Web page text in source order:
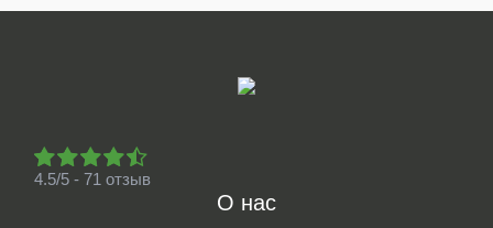
4.5/5 - 71 отзыв
О нас